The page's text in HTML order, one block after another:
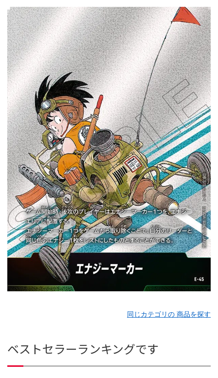
同じカテゴリの 商品を探す
ベストセラーランキングです